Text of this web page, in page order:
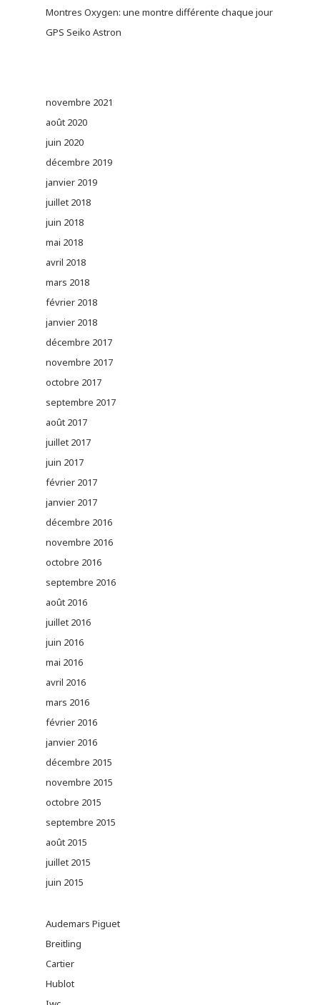
Montres Oxygen: une montre différente chaque jour
GPS Seiko Astron
novembre 2021
août 2020
juin 2020
décembre 2019
janvier 2019
juillet 2018
juin 2018
mai 2018
avril 2018
mars 2018
février 2018
janvier 2018
décembre 2017
novembre 2017
octobre 2017
septembre 2017
août 2017
juillet 2017
juin 2017
février 2017
janvier 2017
décembre 2016
novembre 2016
octobre 2016
septembre 2016
août 2016
juillet 2016
juin 2016
mai 2016
avril 2016
mars 2016
février 2016
janvier 2016
décembre 2015
novembre 2015
octobre 2015
septembre 2015
août 2015
juillet 2015
juin 2015
Audemars Piguet
Breitling
Cartier
Hublot